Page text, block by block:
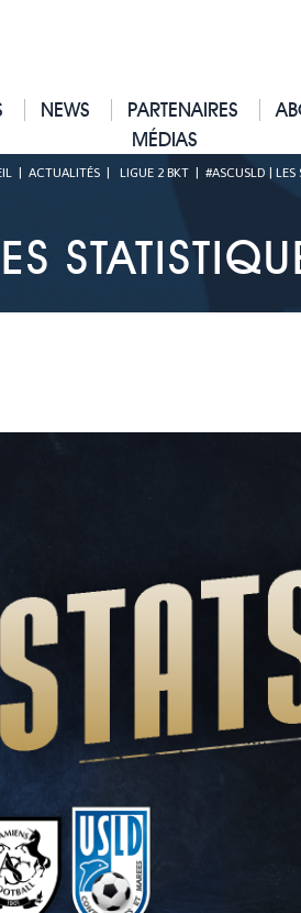
NEWS PARTENAIRES
MÉDIAS
ACTUALITÉS LIGUE 2 BKT #ASCUSLD | LES